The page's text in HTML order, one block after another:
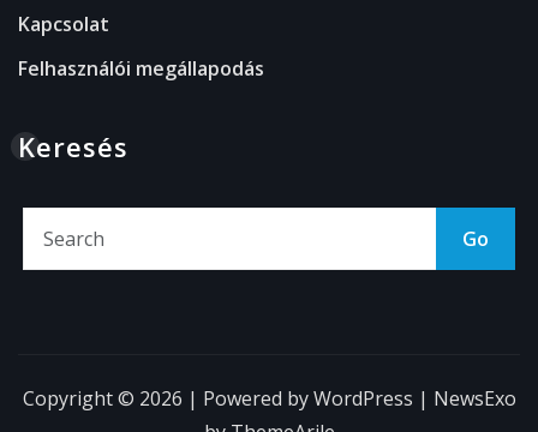
Kapcsolat
Felhasználói megállapodás
Keresés
Go
Copyright © 2026 | Powered byWordPress | NewsExo